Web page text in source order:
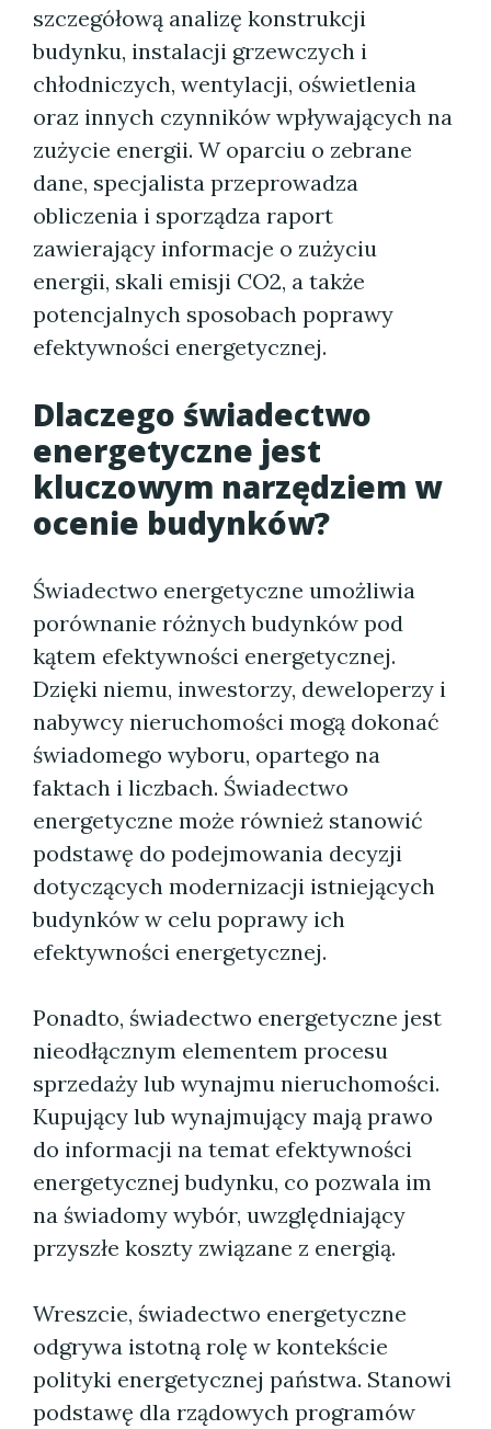
szczegółową analizę konstrukcji
budynku, instalacji grzewczych i
chłodniczych, wentylacji, oświetlenia
oraz innych czynników wpływających na
zużycie energii. W oparciu o zebrane
dane, specjalista przeprowadza
obliczenia i sporządza raport
zawierający informacje o zużyciu
energii, skali emisji CO2, a także
potencjalnych sposobach poprawy
efektywności energetycznej.
Dlaczego świadectwo
energetyczne jest
kluczowym narzędziem w
ocenie budynków?
Świadectwo energetyczne umożliwia
porównanie różnych budynków pod
kątem efektywności energetycznej.
Dzięki niemu, inwestorzy, deweloperzy i
nabywcy nieruchomości mogą dokonać
świadomego wyboru, opartego na
faktach i liczbach. Świadectwo
energetyczne może również stanowić
podstawę do podejmowania decyzji
dotyczących modernizacji istniejących
budynków w celu poprawy ich
efektywności energetycznej.
Ponadto, świadectwo energetyczne jest
nieodłącznym elementem procesu
sprzedaży lub wynajmu nieruchomości.
Kupujący lub wynajmujący mają prawo
do informacji na temat efektywności
energetycznej budynku, co pozwala im
na świadomy wybór, uwzględniający
przyszłe koszty związane z energią.
Wreszcie, świadectwo energetyczne
odgrywa istotną rolę w kontekście
polityki energetycznej państwa. Stanowi
podstawę dla rządowych programów